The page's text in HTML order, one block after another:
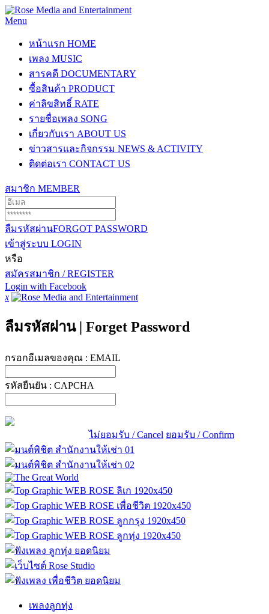
Menu
หน้าแรก HOME
เพลง MUSIC
สารคดี DOCUMENTARY
ซื้อสินค้า PRODUCT
ค่าลิขสิทธิ์ RATE
รายชื่อเพลง SONG
เกี่ยวกับเรา ABOUT US
ข่าวสารและกิจกรรม NEWS & ACTIVITY
ติดต่อเรา CONTACT US
สมาชิก MEMBER
ลืมรหัสผ่านFORGOT PASSWORD
เข้าสู่ระบบ LOGIN
หรือ
สมัครสมาชิก / REGISTER
Login with Facebook
x
ลืมรหัสผ่าน | Forget Password
กรอกอีเมลของคุณ : EMAIL
รหัสยืนยัน : CAPCHA
ไม่ยอมรับ / Cancel ยอมรับ / Confirm
เพลงลูกทุ่ง